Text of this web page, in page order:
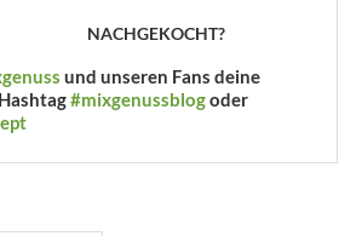
NACHGEKOCHT?
und unseren Fans deine
#mixgenussblogoder